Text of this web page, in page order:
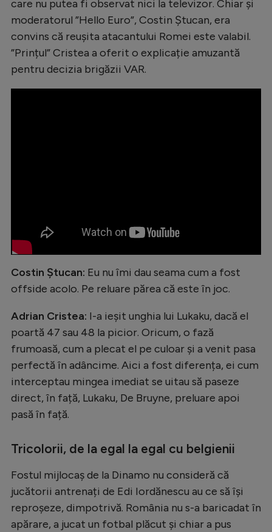
Handbal
Natație
Formula 1
Gimnastică
Creează cont
care nu putea fi observat nici la televizor. Chiar și
moderatorul ”Hello Euro”, Costin Ștucan, era
convins că reușita atacantului Romei este valabil.
”Prințul” Cristea a oferit o explicație amuzantă
pentru decizia brigăzii VAR.
Costin Ștucan: Eu nu îmi dau seama cum a fost
offside acolo. Pe reluare părea că este în joc.
Adrian Cristea: I-a ieșit unghia lui Lukaku, dacă el
poartă 47 sau 48 la picior. Oricum, o fază
frumoasă, cum a plecat el pe culoar și a venit pasa
perfectă în adâncime. Aici a fost diferența, ei cum
interceptau mingea imediat se uitau să paseze
direct, în față, Lukaku, De Bruyne, preluare apoi
pasă în față.
Tricolorii, de la egal la egal cu belgienii
Fostul mijlocaș de la Dinamo nu consideră că
jucătorii antrenați de Edi Iordănescu au ce să își
reproșeze, dimpotrivă. România nu s-a baricadat în
apărare, a jucat un fotbal plăcut și chiar a pus